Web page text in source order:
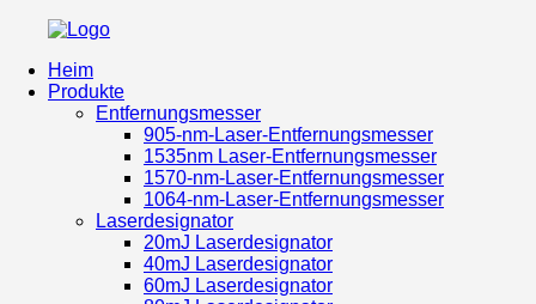
Heim
Produkte
Entfernungsmesser
905-nm-Laser-Entfernungsmesser
1535nm Laser-Entfernungsmesser
1570-nm-Laser-Entfernungsmesser
1064-nm-Laser-Entfernungsmesser
Laserdesignator
20mJ Laserdesignator
40mJ Laserdesignator
60mJ Laserdesignator